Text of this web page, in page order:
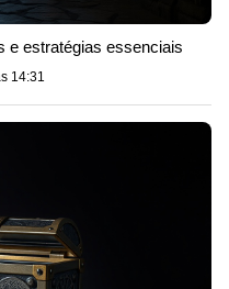
e estratégias essenciais
14:31